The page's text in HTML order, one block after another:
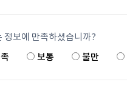
정보에 만족하셨습니까?
보통 불만